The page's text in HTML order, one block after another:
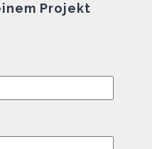
Projekt